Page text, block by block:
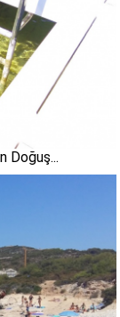
Doğuş...